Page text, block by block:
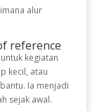
alur
reference
kegiatan
kecil, atau
Ia menjadi
sejak awal.